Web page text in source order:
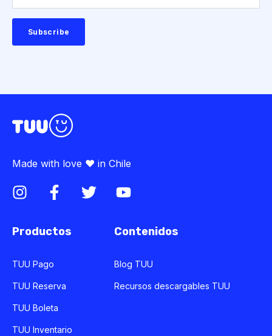
Made with love ♥ in Chile
Productos
TUU Pago
TUU Reserva
TUU Boleta
TUU Inventario
Contenidos
Blog TUU
Recursos descargables TUU